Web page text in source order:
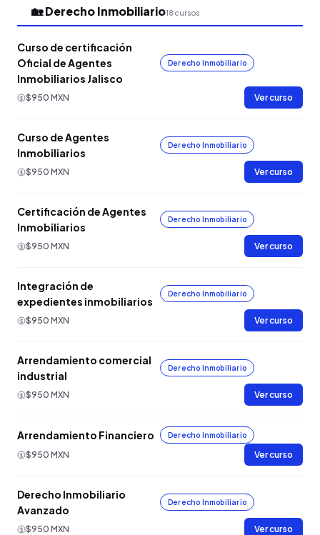
🏡 Derecho Inmobiliario18 cursos
Curso de certificación
Oficial de Agentes
Inmobiliarios Jalisco
Derecho Inmobiliario
$950 MXN Ver curso
Curso de Agentes
Inmobiliarios
Derecho Inmobiliario
$950 MXN Ver curso
Certificación de Agentes
Inmobiliarios
Derecho Inmobiliario
$950 MXN Ver curso
Integración de
expedientes inmobiliarios
Derecho Inmobiliario
$950 MXN Ver curso
Arrendamiento comercial
industrial
Derecho Inmobiliario
$950 MXN Ver curso
Arrendamiento Financiero Derecho Inmobiliario
$950 MXN Ver curso
Derecho Inmobiliario
Avanzado
Derecho Inmobiliario
$950 MXN Ver curso